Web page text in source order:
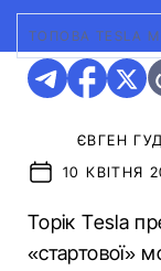
ТОПОВА TESLA
ЄВГЕН
10 КВІТНЯ
Торік Tesla
«стартової»